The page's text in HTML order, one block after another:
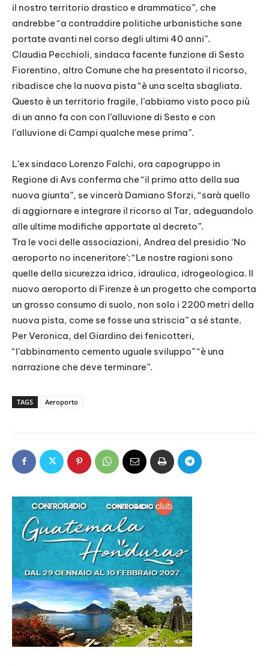
il nostro territorio drastico e drammatico”, che
andrebbe “a contraddire politiche urbanistiche sane
portate avanti nel corso degli ultimi 40 anni”.
Claudia Pecchioli, sindaca facente funzione di Sesto
Fiorentino, altro Comune che ha presentato il ricorso,
ribadisce che la nuova pista “è una scelta sbagliata.
Questo è un territorio fragile, l’abbiamo visto poco più
di un anno fa con con l’alluvione di Sesto e con
l’alluvione di Campi qualche mese prima”.
L’ex sindaco Lorenzo Falchi, ora capogruppo in
Regione di Avs conferma che “il primo atto della sua
nuova giunta”, se vincerà Damiano Sforzi, “sarà quello
di aggiornare e integrare il ricorso al Tar, adeguandolo
alle ultime modifiche apportate al decreto”.
Tra le voci delle associazioni, Andrea del presidio ‘No
aeroporto no inceneritore’: “Le nostre ragioni sono
quelle della sicurezza idrica, idraulica, idrogeologica. Il
nuovo aeroporto di Firenze è un progetto che comporta
un grosso consumo di suolo, non solo i 2200 metri della
nuova pista, come se fosse una striscia” a sé stante.
Per Veronica, del Giardino dei fenicotteri,
“l’abbinamento cemento uguale sviluppo” “è una
narrazione che deve terminare”.
TAGS Aeroporto